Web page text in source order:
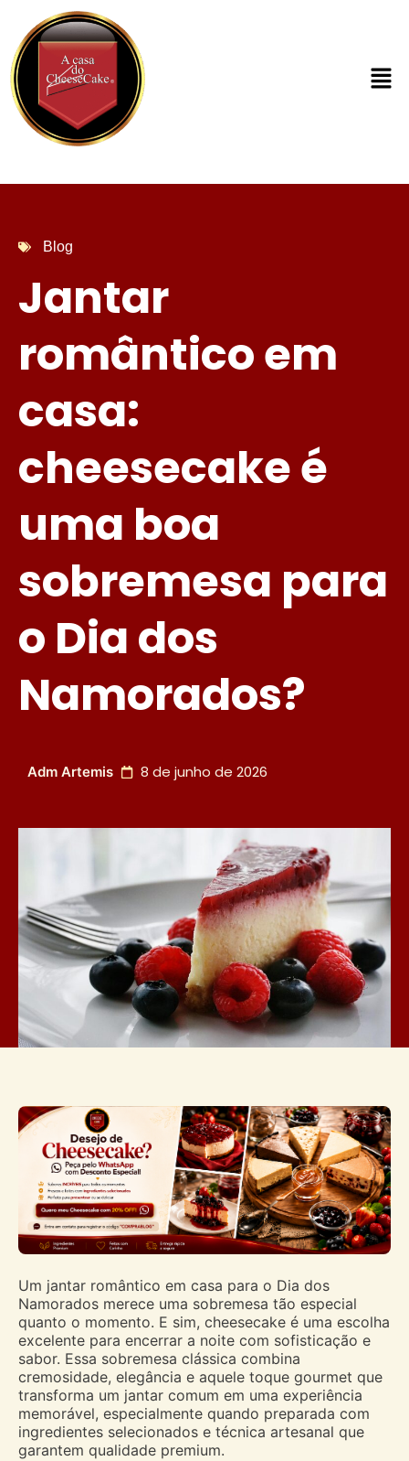
Blog
Jantar
romântico em
casa:
cheesecake é
uma boa
sobremesa para
o Dia dos
Namorados?
Adm Artemis 8 de junho de 2026
Um jantar romântico em casa para o Dia dos
Namorados merece uma sobremesa tão especial
quanto o momento. E sim, cheesecake é uma escolha
excelente para encerrar a noite com sofisticação e
sabor. Essa sobremesa clássica combina
cremosidade, elegância e aquele toque gourmet que
transforma um jantar comum em uma experiência
memorável, especialmente quando preparada com
ingredientes selecionados e técnica artesanal que
garantem qualidade premium.